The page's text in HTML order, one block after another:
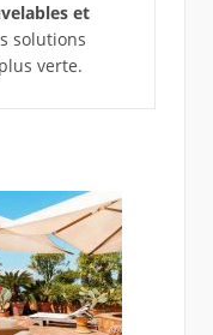
et
solutions
verte.